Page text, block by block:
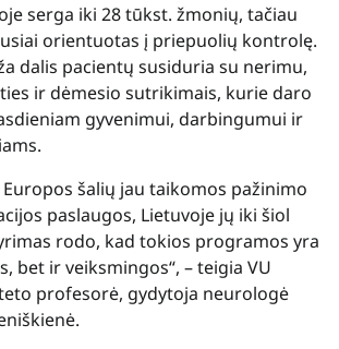
serga iki 28 tūkst. žmonių, tačiau
orientuotas į priepuolių kontrolę.
dalis pacientų susiduria su nerimu,
ir dėmesio sutrikimais, kurie daro
gyvenimui, darbingumui ir
šalių jau taikomos pažinimo
paslaugos, Lietuvoje jų iki šiol
rodo, kad tokios programos yra
bet ir veiksmingos“, – teigia VU
profesorė, gydytoja neurologė